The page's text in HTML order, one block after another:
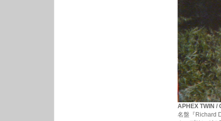
APHEX TWIN /
名盤『Richard